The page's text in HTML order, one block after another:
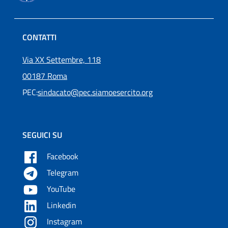
CONTATTI
Via XX Settembre, 118
00187 Roma
PEC:sindacato@pec.siamoesercito.org
SEGUICI SU
Facebook
Telegram
YouTube
Linkedin
Instagram